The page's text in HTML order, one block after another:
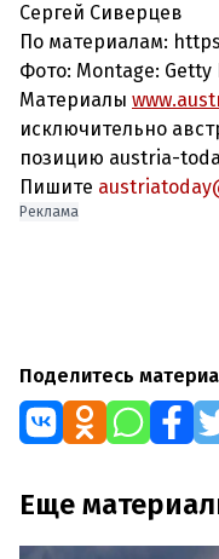
Сергей Сиверцев
По материалам:
Фото: Montage:
Материалы
исключительно
позицию austria-
Пишите
Реклама
Поделитесь
Еще